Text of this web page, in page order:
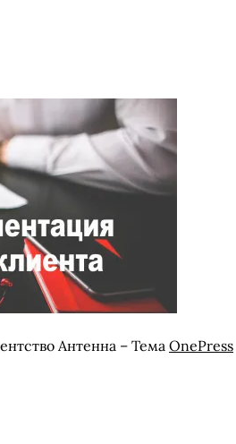
Антенна – Тема OnePress